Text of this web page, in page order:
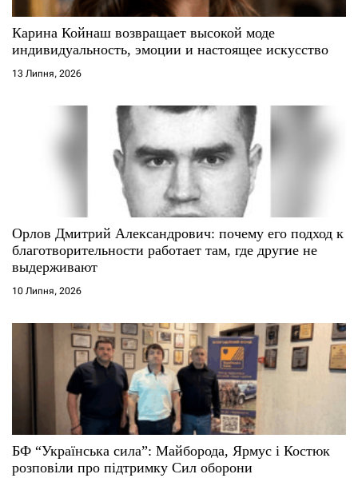
с
і
в
Карина Койнаш возвращает высокой моде
индивидуальность, эмоции и настоящее искусство
13 Липня, 2026
Орлов Дмитрий Александрович: почему его подход к
благотворительности работает там, где другие не
выдерживают
10 Липня, 2026
БФ “Українська сила”: Майборода, Ярмус і Костюк
розповіли про підтримку Сил оборони